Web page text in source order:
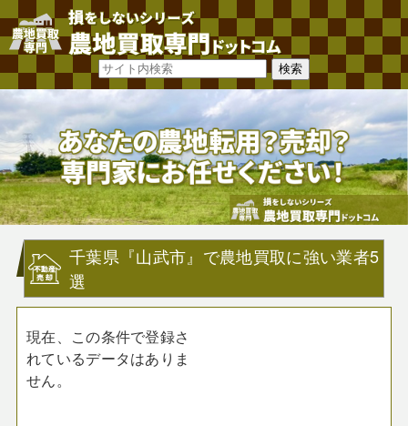
千葉県『山武市』で農地買取に強い業者5
選
現在、この条件で登録さ
れているデータはありま
せん。